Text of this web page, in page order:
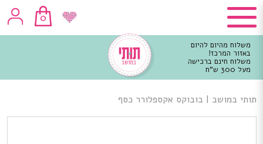
0
משלוח מהיום להיום
באזור המרכז!
משלוח חינם ברכישה
מעל 300 ש"ח
מרכזי
תותי במושב | בובוקס אקספלורר כסף